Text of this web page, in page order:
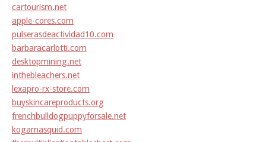
cartourism.net
apple-cores.com
pulserasdeactividad10.com
barbaracarlotti.com
desktopmining.net
inthebleachers.net
lexapro-rx-store.com
buyskincareproducts.org
frenchbulldogpuppyforsale.net
kogamasquid.com